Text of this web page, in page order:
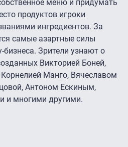
меню и придумать
продуктов игроки
ингредиентов. За
самые азартные силы
бизнеса. Зрители узнают о
Викторией Боней,
Манго, Вячеславом
Антоном Ескиным,
и многими другими.